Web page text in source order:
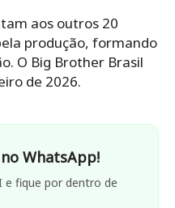
aos outros 20
produção, formando
O Big Brother Brasil
de 2026.
WhatsApp!
e fique por dentro de